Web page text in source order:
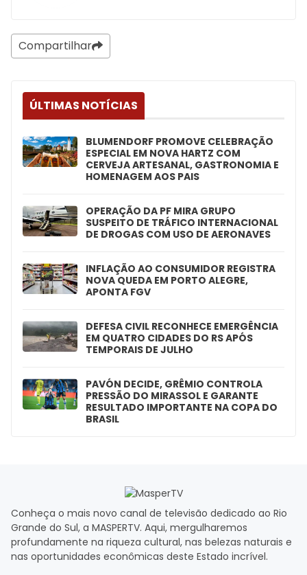
Compartilhar
ÚLTIMAS NOTÍCIAS
BLUMENDORF PROMOVE CELEBRAÇÃO
ESPECIAL EM NOVA HARTZ COM
CERVEJA ARTESANAL, GASTRONOMIA E
HOMENAGEM AOS PAIS
OPERAÇÃO DA PF MIRA GRUPO
SUSPEITO DE TRÁFICO INTERNACIONAL
DE DROGAS COM USO DE AERONAVES
INFLAÇÃO AO CONSUMIDOR REGISTRA
NOVA QUEDA EM PORTO ALEGRE,
APONTA FGV
DEFESA CIVIL RECONHECE EMERGÊNCIA
EM QUATRO CIDADES DO RS APÓS
TEMPORAIS DE JULHO
PAVÓN DECIDE, GRÊMIO CONTROLA
PRESSÃO DO MIRASSOL E GARANTE
RESULTADO IMPORTANTE NA COPA DO
BRASIL
Conheça o mais novo canal de televisão dedicado ao Rio
Grande do Sul, a MASPERTV. Aqui, mergulharemos
profundamente na riqueza cultural, nas belezas naturais e
nas oportunidades econômicas deste Estado incrível.